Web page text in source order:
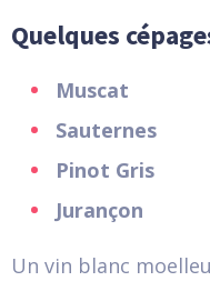
Quelques
Muscat
Sauternes
Pinot Gris
Jurançon
Un vin blanc